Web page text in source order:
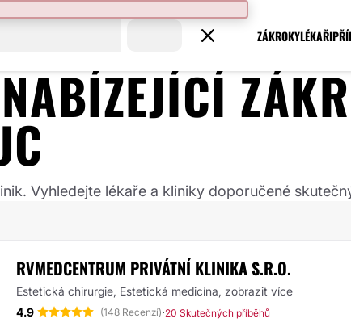
ZÁKROKYLÉKAŘI
Vyhledejte lékaře a kliniky doporučené
RVMEDCENTRUM PRIVÁTNÍ KLINIKA S.R.O.
Estetická chirurgie, Estetická medicína, zobrazit více
4.9
(148 Recenzí)·20 Skutečných příběhů